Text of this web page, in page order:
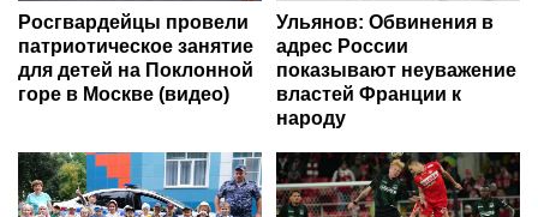
Росгвардейцы провели
патриотическое занятие
для детей на Поклонной
горе в Москве (видео)
Ульянов: Обвинения в
адрес России
показывают неуважение
властей Франции к
народу